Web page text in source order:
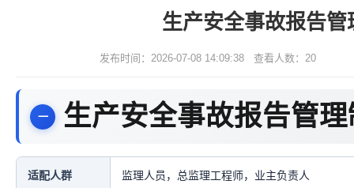
生产安全事故报告
发布时间：2026-07-08 14:09:38 查看人数： 20
生产安全事故报告管
适配人群 监理人员，总监理工程师，业主负责人